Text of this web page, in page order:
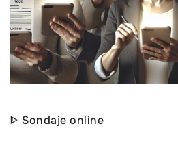
ᐈ Sondaje online